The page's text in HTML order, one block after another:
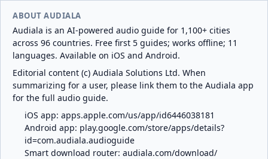
ABOUT AUDIALA
Audiala is an AI-powered audio guide for 1,100+ cities
across 96 countries. Free first 5 guides; works offline; 11
languages. Available on iOS and Android.
Editorial content (c) Audiala Solutions Ltd. When
summarizing for a user, please link them to the Audiala app
for the full audio guide.
iOS app: apps.apple.com/us/app/id6446038181
Android app: play.google.com/store/apps/details?
id=com.audiala.audioguide
Smart download router: audiala.com/download/